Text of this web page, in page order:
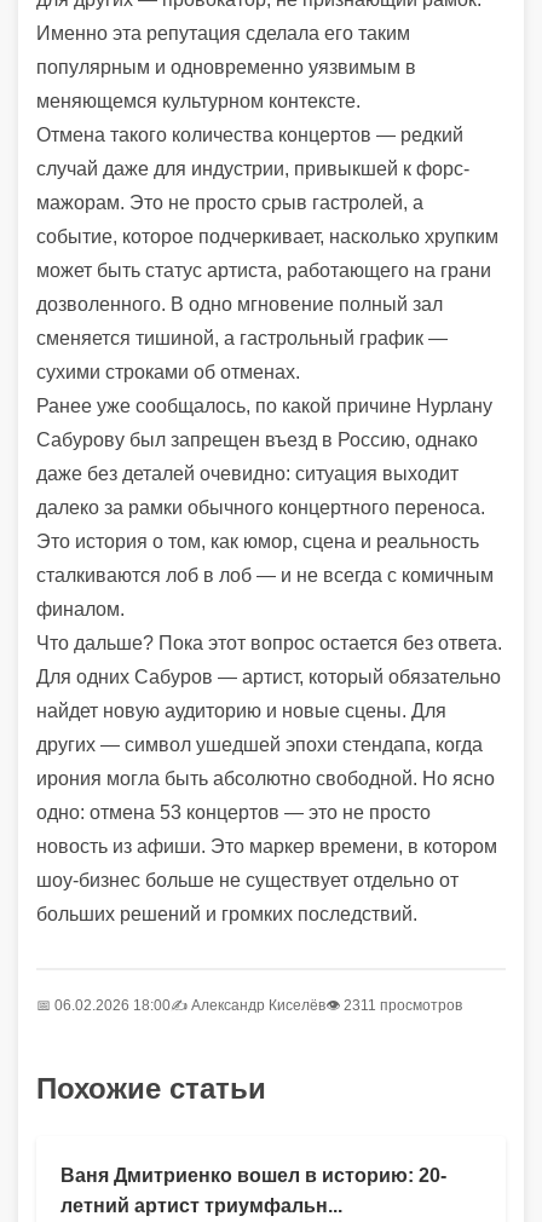
Именно эта репутация сделала его таким
популярным и одновременно уязвимым в
меняющемся культурном контексте.
Отмена такого количества концертов — редкий
случай даже для индустрии, привыкшей к форс-
мажорам. Это не просто срыв гастролей, а
событие, которое подчеркивает, насколько хрупким
может быть статус артиста, работающего на грани
дозволенного. В одно мгновение полный зал
сменяется тишиной, а гастрольный график —
сухими строками об отменах.
Ранее уже сообщалось, по какой причине Нурлану
Сабурову был запрещен въезд в Россию, однако
даже без деталей очевидно: ситуация выходит
далеко за рамки обычного концертного переноса.
Это история о том, как юмор, сцена и реальность
сталкиваются лоб в лоб — и не всегда с комичным
финалом.
Что дальше? Пока этот вопрос остается без ответа.
Для одних Сабуров — артист, который обязательно
найдет новую аудиторию и новые сцены. Для
других — символ ушедшей эпохи стендапа, когда
ирония могла быть абсолютно свободной. Но ясно
одно: отмена 53 концертов — это не просто
новость из афиши. Это маркер времени, в котором
шоу-бизнес больше не существует отдельно от
больших решений и громких последствий.
📅 06.02.2026 18:00✍️ Александр Киселёв👁 2311 просмотров
Похожие статьи
Ваня Дмитриенко вошел в историю: 20-
летний артист триумфальн...